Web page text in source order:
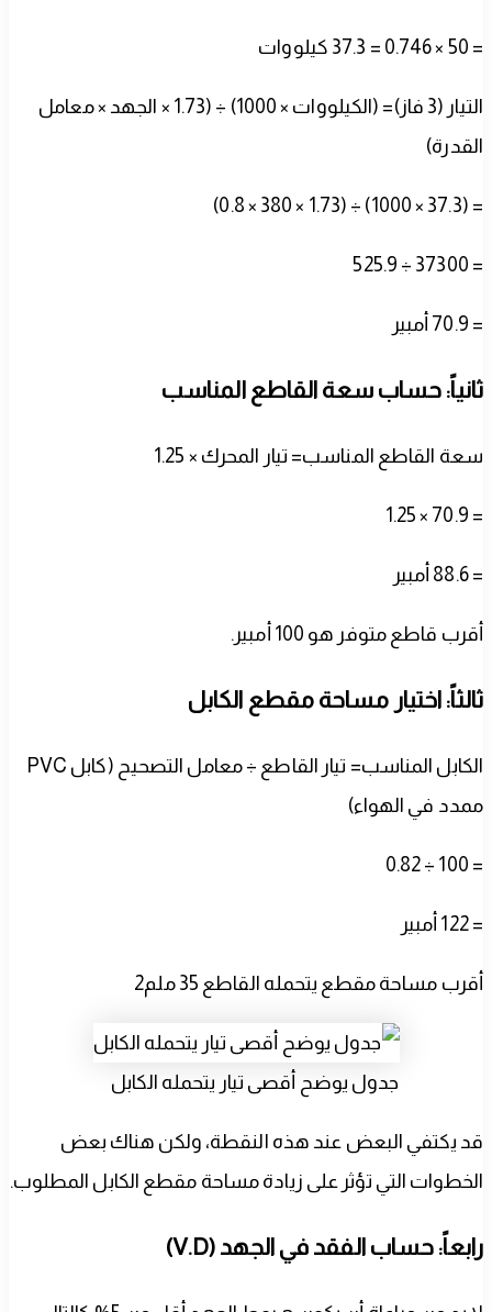
= 50 × 0.746 = 37.3 كيلووات
التيار (3 فاز)= (الكيلووات × 1000) ÷ (1.73 × الجهد × معامل
القدرة)
= (37.3 × 1000) ÷ (1.73 × 380 × 0.8)
= 37300 ÷ 525.9
= 70.9 أمبير
ثانياً: حساب سعة القاطع المناسب
سعة القاطع المناسب= تيار المحرك × 1.25
= 70.9 × 1.25
= 88.6 أمبير
أقرب قاطع متوفر هو 100 أمبير.
ثالثاً: اختيار مساحة مقطع الكابل
الكابل المناسب= تيار القاطع ÷ معامل التصحيح (كابل PVC
ممدد في الهواء)
= 100 ÷ 0.82
= 122 أمبير
أقرب مساحة مقطع يتحمله القاطع 35 ملم2
جدول يوضح أقصى تيار يتحمله الكابل
قد يكتفي البعض عند هذه النقطة، ولكن هناك بعض
الخطوات التي تؤثر على زيادة مساحة مقطع الكابل المطلوب.
رابعاً: حساب الفقد في الجهد (V.D)